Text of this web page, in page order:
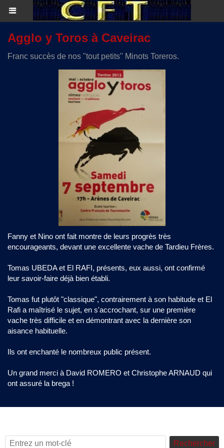
Agglo y Toros à Caveirac
Franc succès de nos "tout petits" Minots Toreros.
Fanny et Nino ont fait montre de leurs progrès très
encourageants, devant une excellente vache de Tardieu Frères.
Tomas UBEDA et El RAFI, présents, eux aussi, ont confirmé
leur savoir-faire déjà bien établi.
Tomas fut plutôt "classique", contrairement à son habitude et El
Rafi a maîtrisé le sujet, en s'accrochant, sur une première
vache très difficile et en démontrant avec la dernière son
aisance habituelle.
Ils ont enchanté le nombreux public présent.
Un grand merci à David ROMERO et Christophe ARNAUD qui
ont assuré la brega !
Rechercher